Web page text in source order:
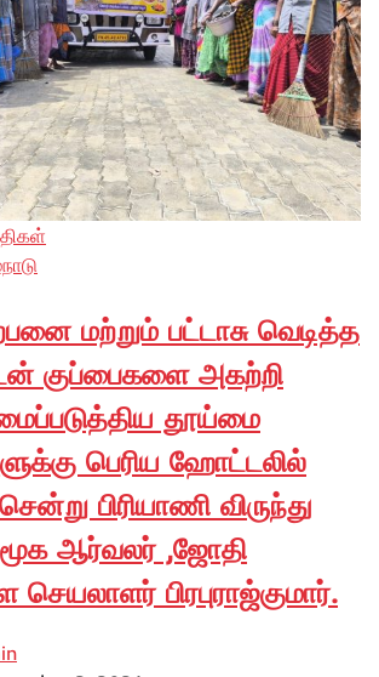
மற்றும் பட்டாசு வெடித்த
குப்பைகளை அகற்றி
தூய்மை
பெரிய ஹோட்டலில்
பிரியாணி விருந்து
ஆர்வலர் ,ஜோதி
பிரபுராஜ்குமார்.